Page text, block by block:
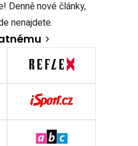
Denně nové články,
nenajdete.